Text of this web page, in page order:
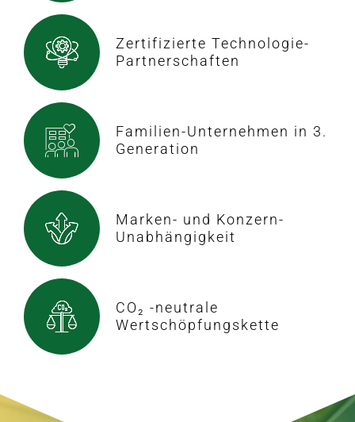
Zertifizierte Technologie-
Partnerschaften
Familien-Unternehmen in 3.
Generation
Marken- und Konzern-
Unabhängigkeit
CO₂ -neutrale
Wertschöpfungskette